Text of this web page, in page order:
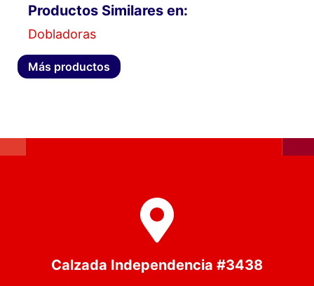
Productos Similares en:
Dobladoras
Más productos
Calzada Independencia #3438